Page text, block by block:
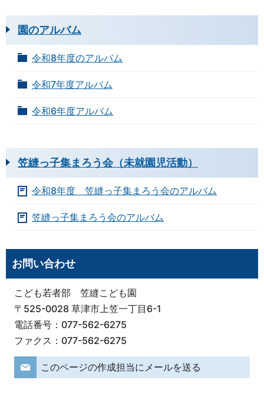
園のアルバム
令和8年度のアルバム
令和7年度アルバム
令和6年度アルバム
笠縫っ子集まろう会（未就園児活動）
令和8年度 笠縫っ子集まろう会のアルバム
笠縫っ子集まろう会のアルバム
お問い合わせ
こども若者部 笠縫こども園
〒525-0028 草津市上笠一丁目6-1
電話番号：077-562-6275
ファクス：077-562-6275
このページの作成担当にメールを送る